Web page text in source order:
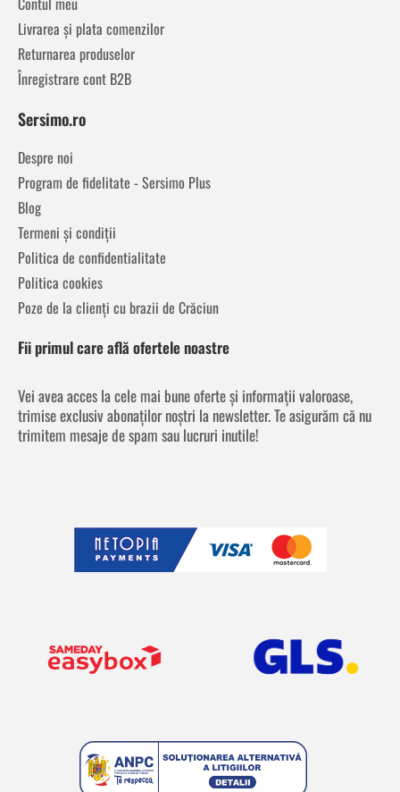
Livrarea și plata comenzilor
Returnarea produselor
Înregistrare cont B2B
Sersimo.ro
Despre noi
Program de fidelitate - Sersimo Plus
Blog
Termeni și condiții
Politica de confidentialitate
Politica cookies
Poze de la clienți cu brazii de Crăciun
Fii primul care află ofertele noastre
Vei avea acces la cele mai bune oferte și informații valoroase,
trimise exclusiv abonaților noștri la newsletter. Te asigurăm că nu
trimitem mesaje de spam sau lucruri inutile!